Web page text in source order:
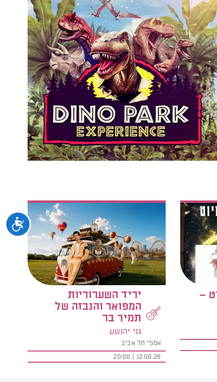
–
יריד השערוריות
המפואר והנבזה של
תמיר בר
גני יהושע
אמפי תל אביב
12.08.26 | 20:00